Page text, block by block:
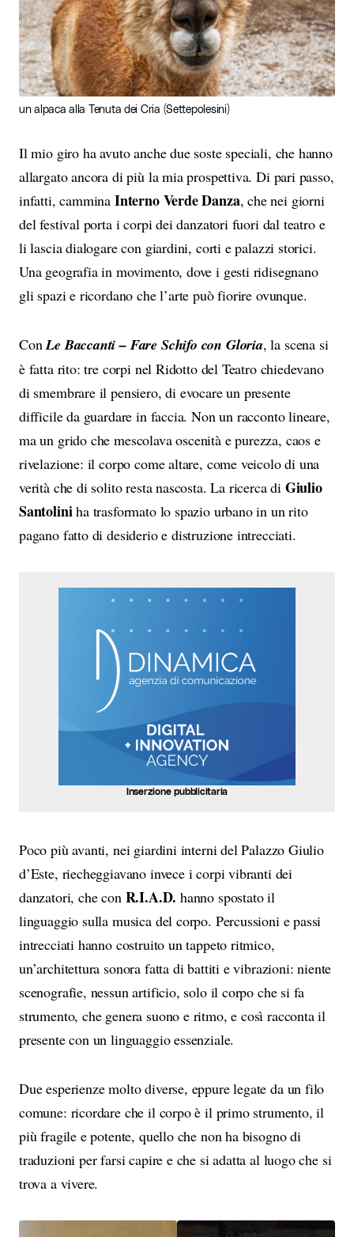
un alpaca alla Tenuta dei Cria (Settepolesini)
Il mio giro ha avuto anche due soste speciali, che hanno
allargato ancora di più la mia prospettiva. Di pari passo,
infatti, cammina Interno Verde Danza, che nei giorni
del festival porta i corpi dei danzatori fuori dal teatro e
li lascia dialogare con giardini, corti e palazzi storici.
Una geografia in movimento, dove i gesti ridisegnano
gli spazi e ricordano che l’arte può fiorire ovunque.
ConLe Baccanti – Fare Schifo con Gloria, la scena si
è fatta rito: tre corpi nel Ridotto del Teatro chiedevano
di smembrare il pensiero, di evocare un presente
difficile da guardare in faccia. Non un racconto lineare,
ma un grido che mescolava oscenità e purezza, caos e
rivelazione: il corpo come altare, come veicolo di una
verità che di solito resta nascosta. La ricerca di Giulio
Santoliniha trasformato lo spazio urbano in un rito
pagano fatto di desiderio e distruzione intrecciati.
Inserzione pubblicitaria
Poco più avanti, nei giardini interni del Palazzo Giulio
d’Este, riecheggiavano invece i corpi vibranti dei
danzatori, che con R.I.A.D. hanno spostato il
linguaggio sulla musica del corpo. Percussioni e passi
intrecciati hanno costruito un tappeto ritmico,
un’architettura sonora fatta di battiti e vibrazioni: niente
scenografie, nessun artificio, solo il corpo che si fa
strumento, che genera suono e ritmo, e così racconta il
presente con un linguaggio essenziale.
Due esperienze molto diverse, eppure legate da un filo
comune: ricordare che il corpo è il primo strumento, il
più fragile e potente, quello che non ha bisogno di
traduzioni per farsi capire e che si adatta al luogo che si
trova a vivere.